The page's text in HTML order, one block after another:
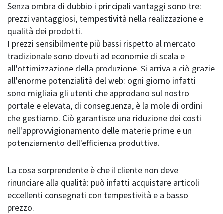
Senza ombra di dubbio i principali vantaggi sono tre:
prezzi vantaggiosi, tempestività nella realizzazione e
qualità dei prodotti.
I prezzi sensibilmente più bassi rispetto al mercato
tradizionale sono dovuti ad economie di scala e
all'ottimizzazione della produzione. Si arriva a ciò grazie
all'enorme potenzialità del web: ogni giorno infatti
sono migliaia gli utenti che approdano sul nostro
portale e elevata, di conseguenza, è la mole di ordini
che gestiamo. Ciò garantisce una riduzione dei costi
nell'approvvigionamento delle materie prime e un
potenziamento dell'efficienza produttiva.
La cosa sorprendente è che il cliente non deve
rinunciare alla qualità: può infatti acquistare articoli
eccellenti consegnati con tempestività e a basso
prezzo.